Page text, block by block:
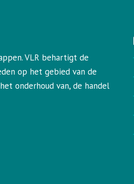
VLR behartigt de
op het gebied van de
onderhoud van, de handel